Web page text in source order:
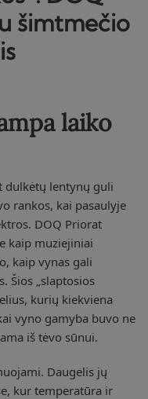
šimtmečio
laiko
dulkėtų lentynų guli
rankos, kai pasaulyje
DOQ Priorat
kaip muziejiniai
kaip vynas gali
Šios „slaptosios
kurių kiekviena
vyno gamyba buvo ne
iš tėvo sūnui.
Daugelis jų
kur temperatūra ir